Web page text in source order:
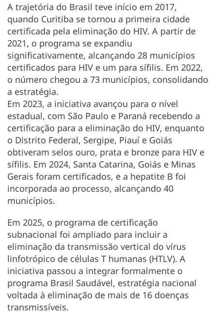
A trajetória do Brasil teve início em 2017,
quando Curitiba se tornou a primeira cidade
certificada pela eliminação do HIV. A partir de
2021, o programa se expandiu
significativamente, alcançando 28 municípios
certificados para HIV e um para sífilis. Em 2022,
o número chegou a 73 municípios, consolidando
a estratégia.
Em 2023, a iniciativa avançou para o nível
estadual, com São Paulo e Paraná recebendo a
certificação para a eliminação do HIV, enquanto
o Distrito Federal, Sergipe, Piauí e Goiás
obtiveram selos ouro, prata e bronze para HIV e
sífilis. Em 2024, Santa Catarina, Goiás e Minas
Gerais foram certificados, e a hepatite B foi
incorporada ao processo, alcançando 40
municípios.
Em 2025, o programa de certificação
subnacional foi ampliado para incluir a
eliminação da transmissão vertical do vírus
linfotrópico de células T humanas (HTLV). A
iniciativa passou a integrar formalmente o
programa Brasil Saudável, estratégia nacional
voltada à eliminação de mais de 16 doenças
transmissíveis.